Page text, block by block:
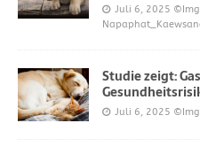
Juli 6, 2025 ©Img.
Studie zeigt:
Juli 6, 2025